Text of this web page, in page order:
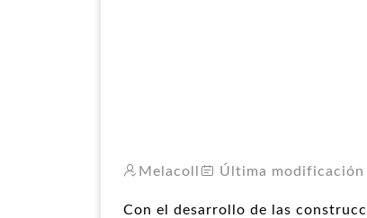
Melacoll Última modificación
Con el desarrollo de las